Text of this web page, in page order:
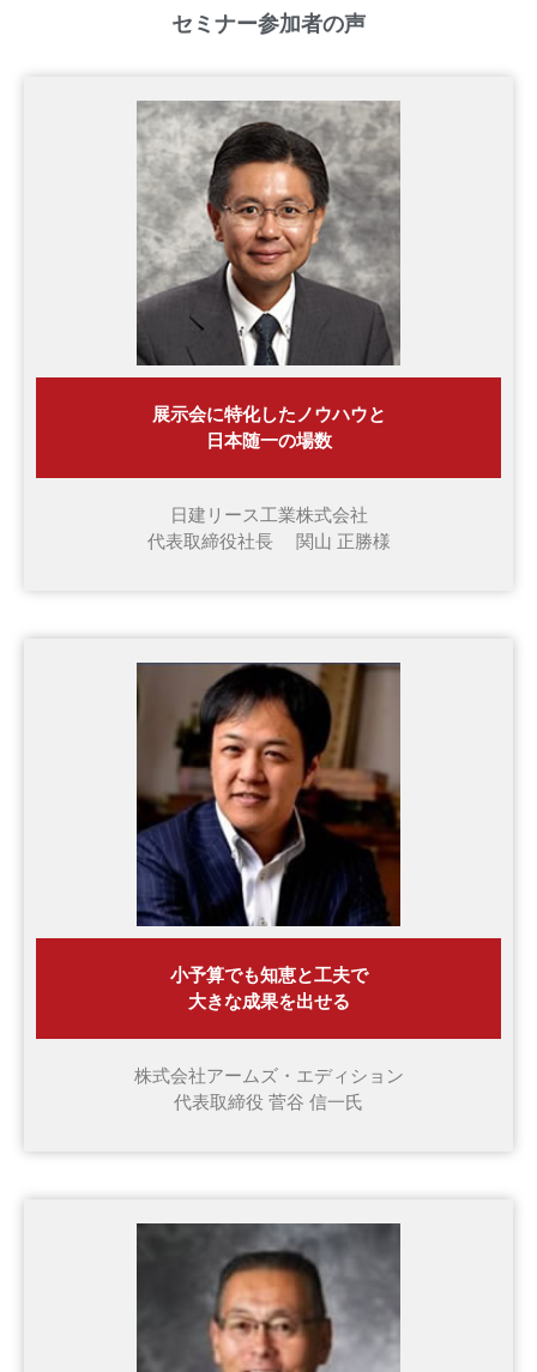
セミナー参加者の声
展示会に特化したノウハウと
日本随一の場数
日建リース工業株式会社
代表取締役社長 関山 正勝様
小予算でも知恵と工夫で
大きな成果を出せる
株式会社アームズ・エディション
代表取締役 菅谷 信一氏